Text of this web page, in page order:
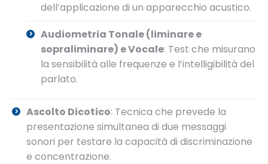
dell’applicazione di un apparecchio acustico.
Audiometria Tonale (liminare e
sopraliminare) e Vocale: Test che misurano
la sensibilità alle frequenze e l’intelligibilità del
parlato.
Ascolto Dicotico: Tecnica che prevede la
presentazione simultanea di due messaggi
sonori per testare la capacità di discriminazione
e concentrazione.